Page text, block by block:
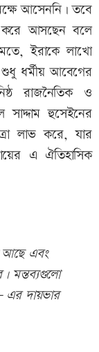
আসেননি। তবে
করে আসছেন বলে
মতে, ইরাকে লাখো
ধর্মীয় আবেগের
রাজনৈতিক ও
হুসেইনের
লাভ করে, যার
এ ঐতিহাসিক
আছে এবং
মন্তব্যগুলো
দায়ভার